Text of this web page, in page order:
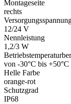
Montageseite
rechts
12/24 V
Nennleistung
1,2/3 W
von -30°C bis +50°C
Helle Farbe
orange-rot
Schutzgrad
IP68